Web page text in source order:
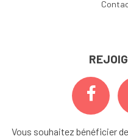
Vous souhaitez bénéficier